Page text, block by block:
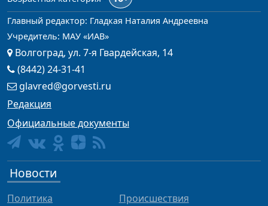
Главный редактор: Гладкая Наталия Андреевна
Учредитель: МАУ «ИАВ»
Волгоград, ул. 7-я Гвардейская, 14
(8442) 24-31-41
glavred@gorvesti.ru
Редакция
Официальные документы
Новости
Политика
Происшествия